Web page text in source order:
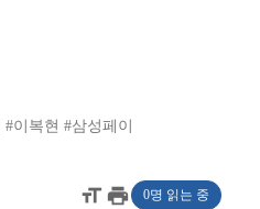
#이복현 #삼성페이
format_sizeprint 0명 읽는 중